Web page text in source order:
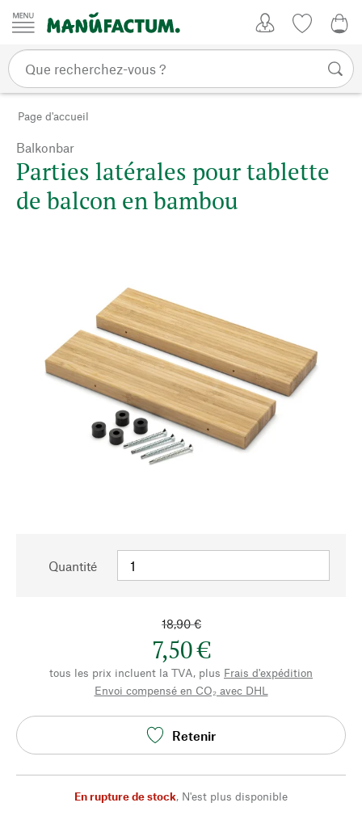
Passer au contenu
Page d'accueil
Balkonbar
Parties latérales pour tablette
de balcon en bambou
Quantité
18,90 €
7,50 €
tous les prix incluent la TVA, plus Frais d'expédition
Envoi compensé en CO₂ avec DHL
Retenir
En rupture de stock, N'est plus disponible